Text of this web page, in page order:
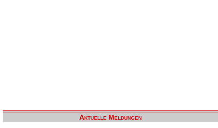
Aktuelle Meldungen